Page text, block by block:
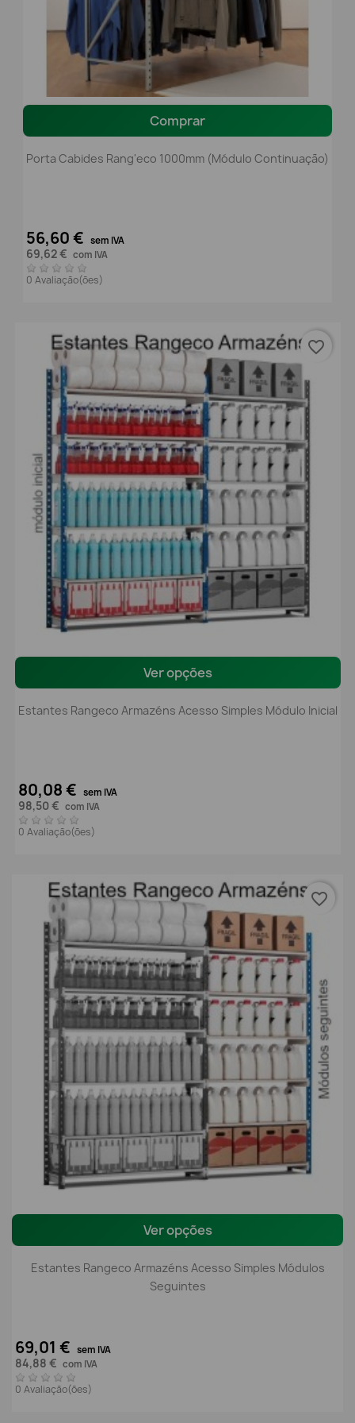
Comprar
Porta Cabides Rang'eco 1000mm (módulo Continuação)
56,60 € sem IVA
69,62 € com IVA
0 Avaliação(ões)
Ver opções
Estantes Rangeco Armazéns Acesso Simples Módulo Inicial
80,08 € sem IVA
98,50 € com IVA
0 Avaliação(ões)
favorite_border
Ver opções
Estantes Rangeco Armazéns Acesso Simples Módulos
Seguintes
69,01 € sem IVA
84,88 € com IVA
0 Avaliação(ões)
favorite_border